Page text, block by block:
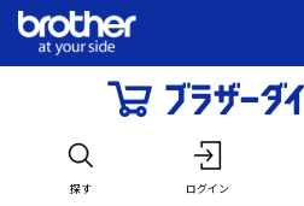
探す ログイン